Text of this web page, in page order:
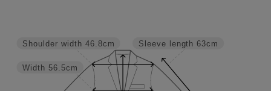
Sleeve length 63cm
Width 56.5cm
Shoulder width 46.8cm